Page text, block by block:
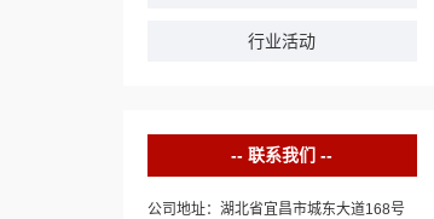
行业活动
联系我们
公司地址：湖北省宜昌市城东大道168号